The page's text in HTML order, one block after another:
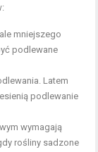
mniejszego
podlewane
Latem
podlewanie
wymagają
rośliny sadzone